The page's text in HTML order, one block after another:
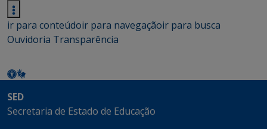
ir para conteúdoir para navegaçãoir para busca
Ouvidoria Transparência
SED
Secretaria de Estado de Educação